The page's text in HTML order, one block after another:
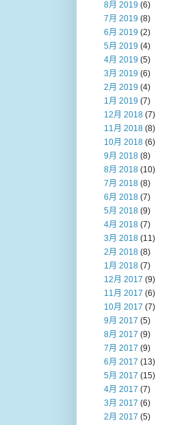
8月 2019 (6)
7月 2019 (8)
6月 2019 (2)
5月 2019 (4)
4月 2019 (5)
3月 2019 (6)
2月 2019 (4)
1月 2019 (7)
12月 2018 (7)
11月 2018 (8)
10月 2018 (6)
9月 2018 (8)
8月 2018 (10)
7月 2018 (8)
6月 2018 (7)
5月 2018 (9)
4月 2018 (7)
3月 2018 (11)
2月 2018 (8)
1月 2018 (7)
12月 2017 (9)
11月 2017 (6)
10月 2017 (7)
9月 2017 (5)
8月 2017 (9)
7月 2017 (9)
6月 2017 (13)
5月 2017 (15)
4月 2017 (7)
3月 2017 (6)
2月 2017 (5)